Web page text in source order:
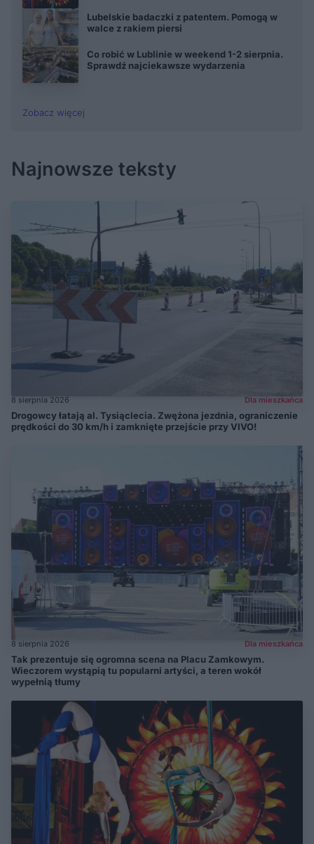
Lubelskie badaczki z patentem. Pomogą w
walce z rakiem piersi
Co robić w Lublinie w weekend 1-2 sierpnia.
Sprawdź najciekawsze wydarzenia
Zobacz więcej
Najnowsze teksty
8 sierpnia 2026 Dla mieszkańca
Drogowcy łatają al. Tysiąclecia. Zwężona jezdnia, ograniczenie
prędkości do 30 km/h i zamknięte przejście przy VIVO!
8 sierpnia 2026 Dla mieszkańca
Tak prezentuje się ogromna scena na Placu Zamkowym.
Wieczorem wystąpią tu popularni artyści, a teren wokół
wypełnią tłumy